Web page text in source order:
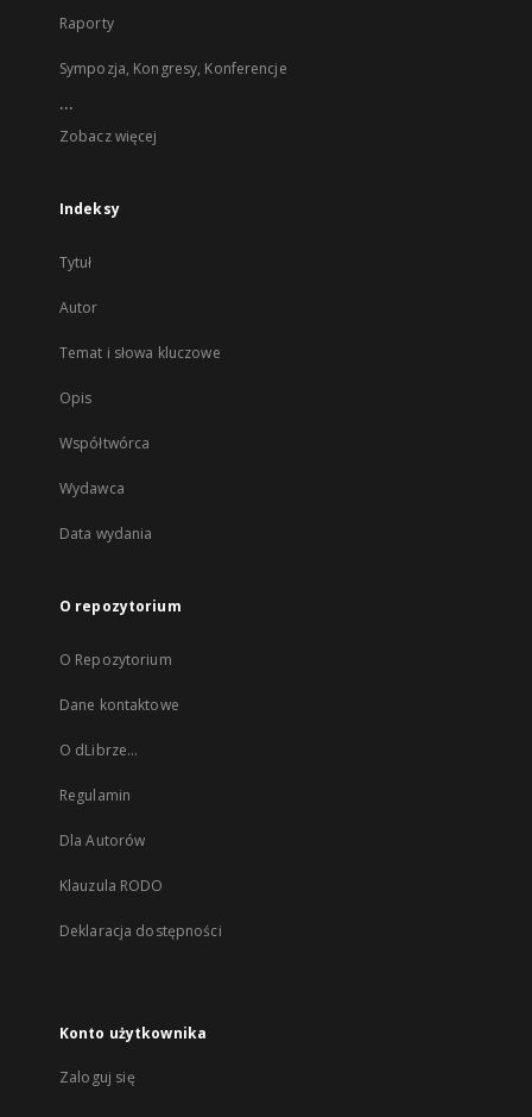
Raporty
Sympozja, Kongresy, Konferencje
...
Zobacz więcej
Indeksy
Tytuł
Autor
Temat i słowa kluczowe
Opis
Współtwórca
Wydawca
Data wydania
O repozytorium
O Repozytorium
Dane kontaktowe
O dLibrze...
Regulamin
Dla Autorów
Klauzula RODO
Deklaracja dostępności
Konto użytkownika
Zaloguj się